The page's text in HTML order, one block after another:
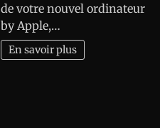
de votre nouvel ordinateur
by Apple,…
En savoir plus